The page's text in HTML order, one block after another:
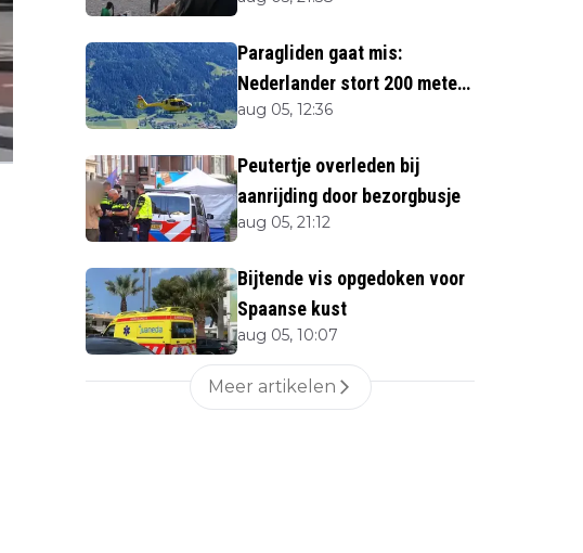
Paragliden gaat mis:
Nederlander stort 200 meter
naar beneden
aug 05, 12:36
Peutertje overleden bij
aanrijding door bezorgbusje
aug 05, 21:12
Bijtende vis opgedoken voor
Spaanse kust
aug 05, 10:07
Meer artikelen